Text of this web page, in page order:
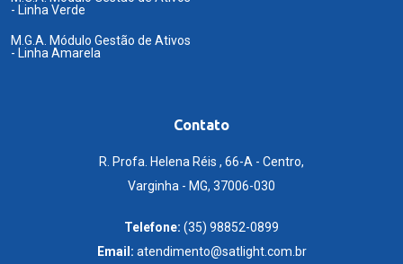
- Linha Verde
M.G.A. Módulo Gestão de Ativos
- Linha Amarela
Contato
R. Profa. Helena Réis , 66-A - Centro,
Varginha - MG, 37006-030
Telefone: (35) 98852-0899
Email: atendimento@satlight.com.br